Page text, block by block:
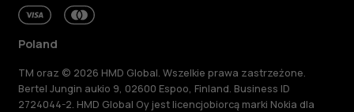
Poland
TM oraz © 2026 HMD Global. Wszelkie prawa zastrzeżone.
Bertel Jungin aukio 9, 02600 Espoo, Finland. Business ID
2724044-2. HMD Global Oy jest licencjobiorcą marki Nokia dla